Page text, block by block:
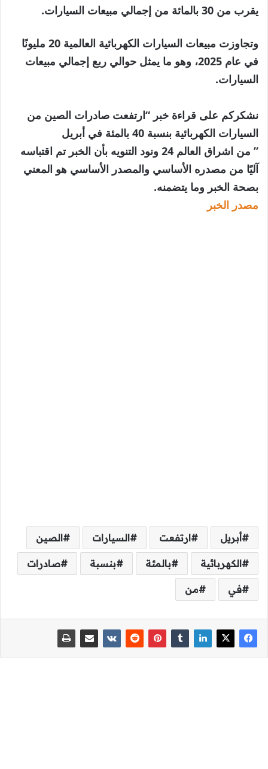
يقرب من 30 بالمائة من إجمالي مبيعات السيارات.
وتجاوزت مبيعات السيارات الكهربائية العالمية 20 مليونًا
في عام 2025، وهو ما يمثل حوالي ربع إجمالي مبيعات
السيارات.
نشكركم على قراءة خبر “ارتفعت صادرات الصين من
السيارات الكهربائية بنسبة 40 بالمئة في أبريل
” من اشراق العالم 24 ونود التنويه بأن الخبر تم اقتباسه
آليًا من مصدره الأساسي والمصدر الأساسي هو المعني
بصحة الخبر وما يتضمنه.
مصدر الخبر
أبريل ارتفعت السيارات الصين
الكهربائية بالمئة بنسبة صادرات
في من